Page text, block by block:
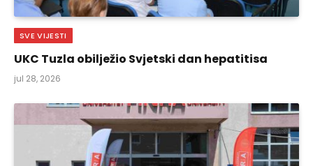
SVE VIJESTI
UKC Tuzla obilježio Svjetski dan hepatitisa
jul 28, 2026